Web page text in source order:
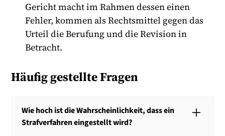
Gericht macht im Rahmen dessen einen
Fehler, kommen als Rechtsmittel gegen das
Urteil die Berufung und die Revision in
Betracht.
Häufig gestellte Fragen
Wie hoch ist die Wahrscheinlichkeit, dass ein
Strafverfahren eingestellt wird?